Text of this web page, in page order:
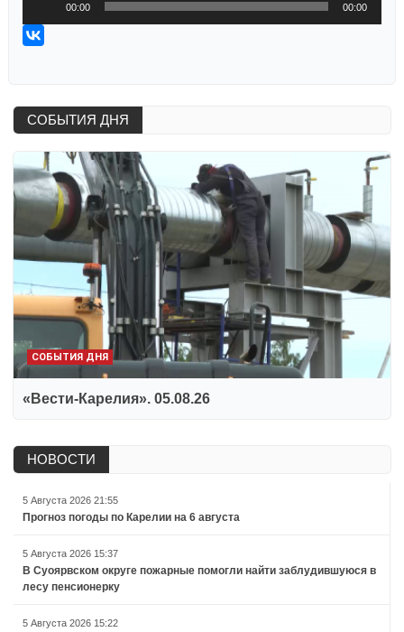
00:00 00:00
СОБЫТИЯ ДНЯ
СОБЫТИЯ ДНЯ
«Вести-Карелия». 05.08.26
НОВОСТИ
5 Августа 2026 21:55
Прогноз погоды по Карелии на 6 августа
5 Августа 2026 15:37
В Суоярвском округе пожарные помогли найти заблудившуюся в
лесу пенсионерку
5 Августа 2026 15:22